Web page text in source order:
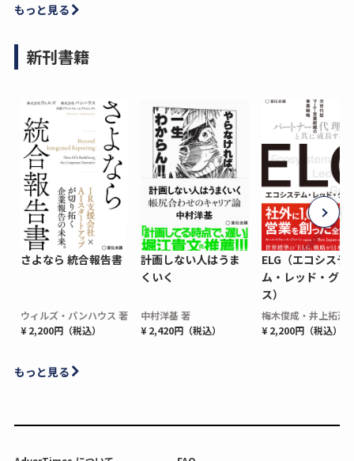
もっと見る
新刊書籍
さよなら 統合報告書
ウィルズ・パンハウス 著
¥ 2,200円（税込）
計画しない人はうま
くいく
中村洋基 著
¥ 2,420円（税込）
ELG（エコシステ
ム・レッド・グロ
ス）
梅木俊成・井上拓海
¥ 2,200円（税込）
もっと見る